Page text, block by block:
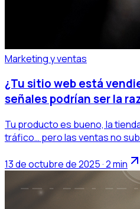
Marketing y ventas
¿Tu sitio web está
señales podrían ser la
Tu producto es bueno, la
tráfico… pero las ventas no
13 de octubre de 2025 · 2 min